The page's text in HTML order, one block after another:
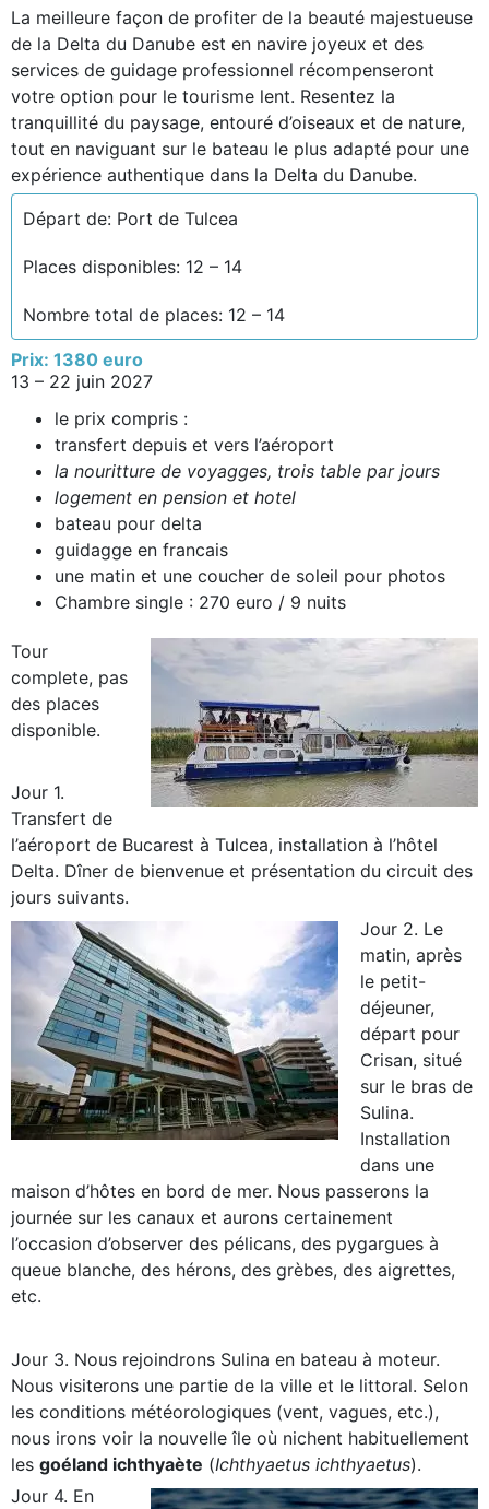
La meilleure façon de profiter de la beauté majestueuse
de la Delta du Danube est en navire joyeux et des
services de guidage professionnel récompenseront
votre option pour le tourisme lent. Resentez la
tranquillité du paysage, entouré d’oiseaux et de nature,
tout en naviguant sur le bateau le plus adapté pour une
expérience authentique dans la Delta du Danube.
Départ de: Port de Tulcea
Places disponibles: 12 – 14
Nombre total de places: 12 – 14
Prix: 1380 euro
13 – 22 juin 2027
le prix compris :
transfert depuis et vers l’aéroport
la nouritture de voyagges, trois table par jours
logement en pension et hotel
bateau pour delta
guidagge en francais
une matin et une coucher de soleil pour photos
Chambre single : 270 euro / 9 nuits
Tour
complete, pas
des places
disponible.
Jour 1.
Transfert de
l’aéroport de Bucarest à Tulcea, installation à l’hôtel
Delta. Dîner de bienvenue et présentation du circuit des
jours suivants.
Jour 2. Le
matin, après
le petit-
déjeuner,
départ pour
Crisan, situé
sur le bras de
Sulina.
Installation
dans une
maison d’hôtes en bord de mer. Nous passerons la
journée sur les canaux et aurons certainement
l’occasion d’observer des pélicans, des pygargues à
queue blanche, des hérons, des grèbes, des aigrettes,
etc.
Jour 3. Nous rejoindrons Sulina en bateau à moteur.
Nous visiterons une partie de la ville et le littoral. Selon
les conditions météorologiques (vent, vagues, etc.),
nous irons voir la nouvelle île où nichent habituellement
les goéland ichthyaète (Ichthyaetus ichthyaetus).
Jour 4. En